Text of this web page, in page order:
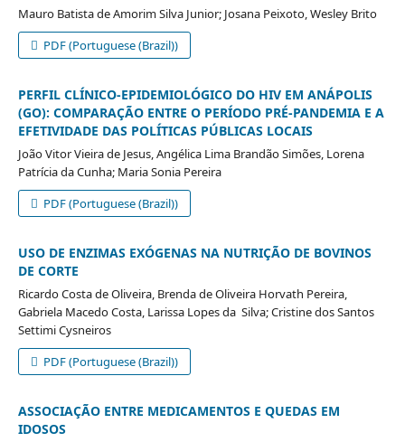
Mauro Batista de Amorim Silva Junior; Josana Peixoto, Wesley Brito
PDF (Portuguese (Brazil))
PERFIL CLÍNICO-EPIDEMIOLÓGICO DO HIV EM ANÁPOLIS
(GO): COMPARAÇÃO ENTRE O PERÍODO PRÉ-PANDEMIA E A
EFETIVIDADE DAS POLÍTICAS PÚBLICAS LOCAIS
João Vitor Vieira de Jesus, Angélica Lima Brandão Simões, Lorena
Patrícia da Cunha; Maria Sonia Pereira
PDF (Portuguese (Brazil))
USO DE ENZIMAS EXÓGENAS NA NUTRIÇÃO DE BOVINOS
DE CORTE
Ricardo Costa de Oliveira, Brenda de Oliveira Horvath Pereira,
Gabriela Macedo Costa, Larissa Lopes da Silva; Cristine dos Santos
Settimi Cysneiros
PDF (Portuguese (Brazil))
ASSOCIAÇÃO ENTRE MEDICAMENTOS E QUEDAS EM
IDOSOS